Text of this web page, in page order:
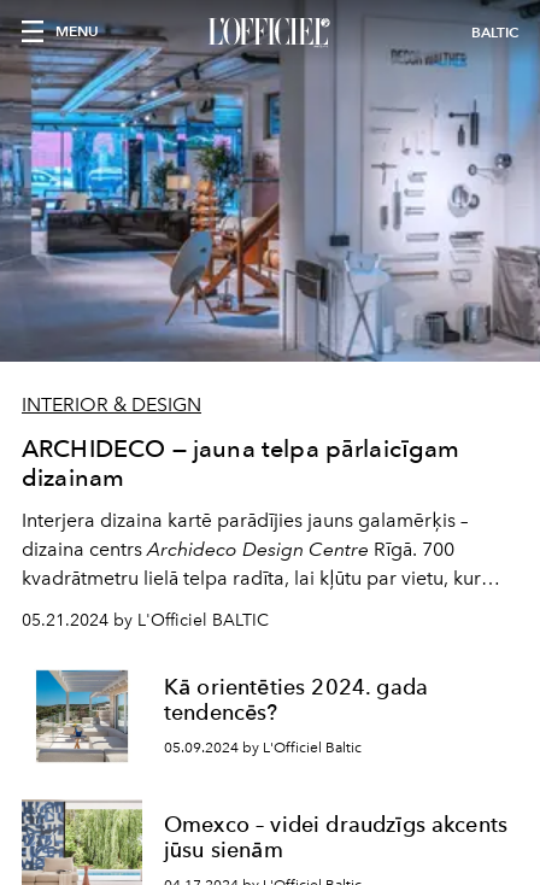
MENU BALTIC
INTERIOR & DESIGN
ARCHIDECO — jauna telpa pārlaicīgam
dizainam
Interjera dizaina kartē parādījies jauns galamērķis –
dizaina centrsArchideco Design Centre Rīgā. 700
kvadrātmetru lielā telpa radīta, lai kļūtu par vietu, kur
cilvēks sastopas ar amatniecības mākslu un iedvesmas
avotu interjera dizaineriem, arhitektiem un visiem
pārlaicīga un autentiska dizaina cienītājiem. Projekts
ietver ne tikai ekspozīciju, kurā prezentēta rūpīgi izvēlētu
ražotāju produkcija no visas pasaules, ļaujot izveidot
interjeru no A līdz Z, bet arī ekskluzīvu un bagātīgu
un neierastiem risinājumiem.
05.21.2024 by L'Officiel BALTIC
Kā orientēties 2024. gada
tendencēs?
05.09.2024 by L'Officiel Baltic
Omexco – videi draudzīgs akcents
jūsu sienām